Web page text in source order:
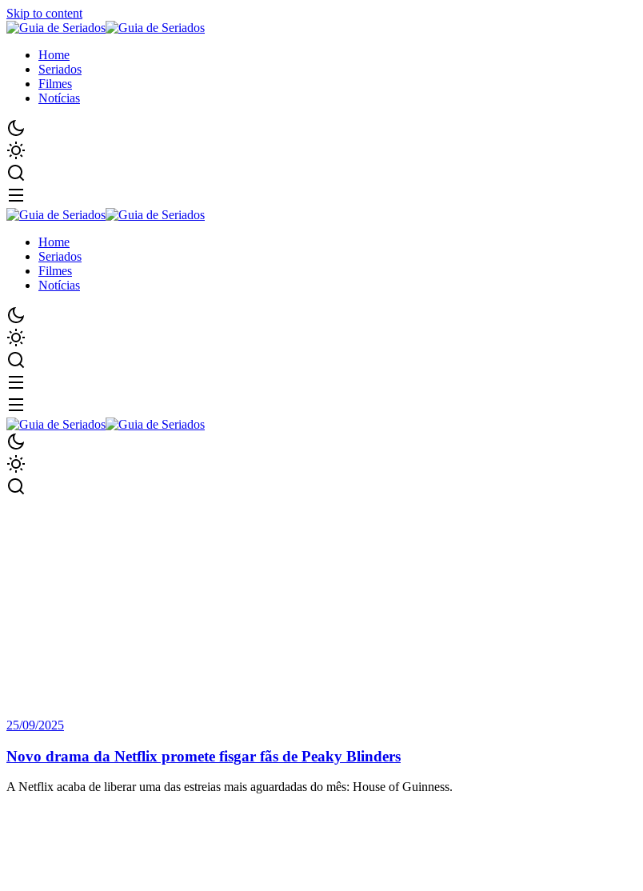
Skip to content
Home
Seriados
Filmes
Notícias
Home
Seriados
Filmes
Notícias
25/09/2025
Novo drama da Netflix promete fisgar fãs de Peaky Blinders
A Netflix acaba de liberar uma das estreias mais aguardadas do mês: House of Guinness.